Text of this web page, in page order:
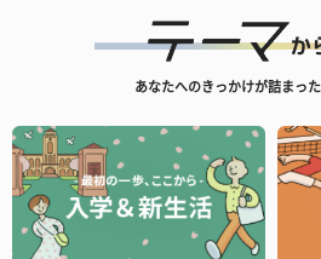
あなたへのきっかけが詰まっ